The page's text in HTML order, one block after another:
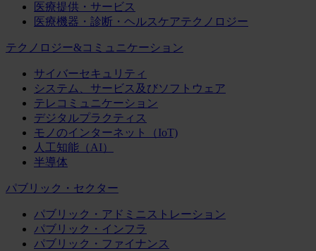
医療提供・サービス
医療機器・診断・ヘルスケアテクノロジー
テクノロジー&コミュニケーション
サイバーセキュリティ
システム、サービス及びソフトウェア
テレコミュニケーション
デジタルプラクティス
モノのインターネット（IoT)
人工知能（AI）
半導体
パブリック・セクター
パブリック・アドミニストレーション
パブリック・インフラ
パブリック・ファイナンス